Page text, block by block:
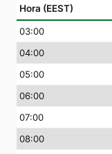
Hora (EEST)
03:00
04:00
05:00
06:00
07:00
08:00